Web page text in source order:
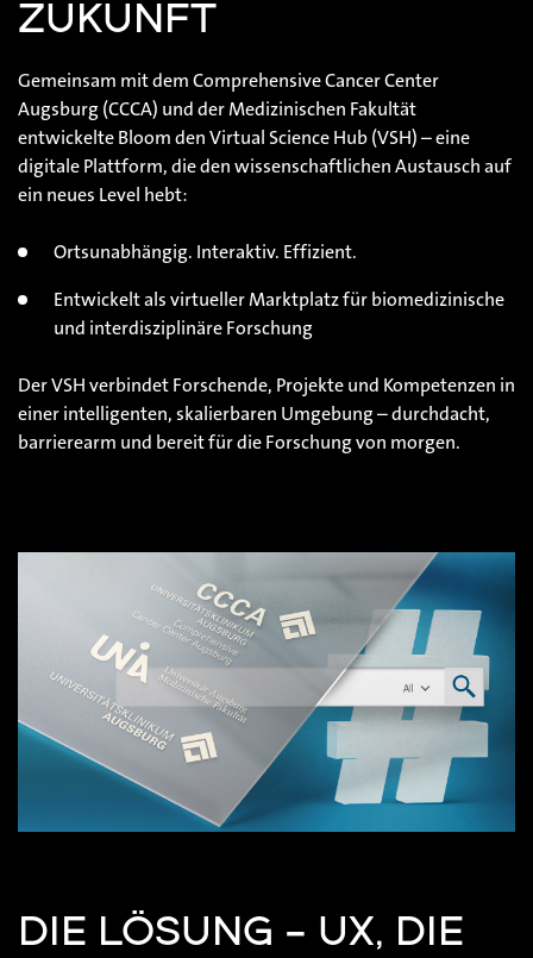
ZUKUNFT
Gemeinsam mit dem Comprehensive Cancer Center
Augsburg (CCCA) und der Medizinischen Fakultät
entwickelte Bloom den Virtual Science Hub (VSH) – eine
digitale Plattform, die den wissenschaftlichen Austausch auf
ein neues Level hebt:
Ortsunabhängig. Interaktiv. Effizient.
Entwickelt als virtueller Marktplatz für biomedizinische
und interdisziplinäre Forschung
Der VSH verbindet Forschende, Projekte und Kompetenzen in
einer intelligenten, skalierbaren Umgebung – durchdacht,
barrierearm und bereit für die Forschung von morgen.
DIE LÖSUNG – UX, DIE